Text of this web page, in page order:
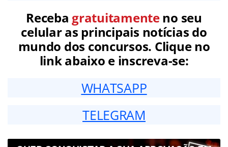
Receba gratuitamenteno seu
celular as principais notícias do
mundo dos concursos. Clique no
link abaixo e inscreva-se:
WHATSAPP
TELEGRAM